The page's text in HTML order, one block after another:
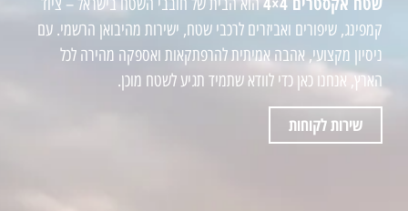
קמפינג, שיפורים ואביזרים לרכבי שטח, ישירות מהיבואן הרשמי. עם
ניסיון מקצועי, אהבה אמיתית להרפתקאות ואספקה מהירה לכל
הארץ, אנחנו כאן כדי לוודא שתמיד תגיע לשטח מוכן.
שירות לקוחות